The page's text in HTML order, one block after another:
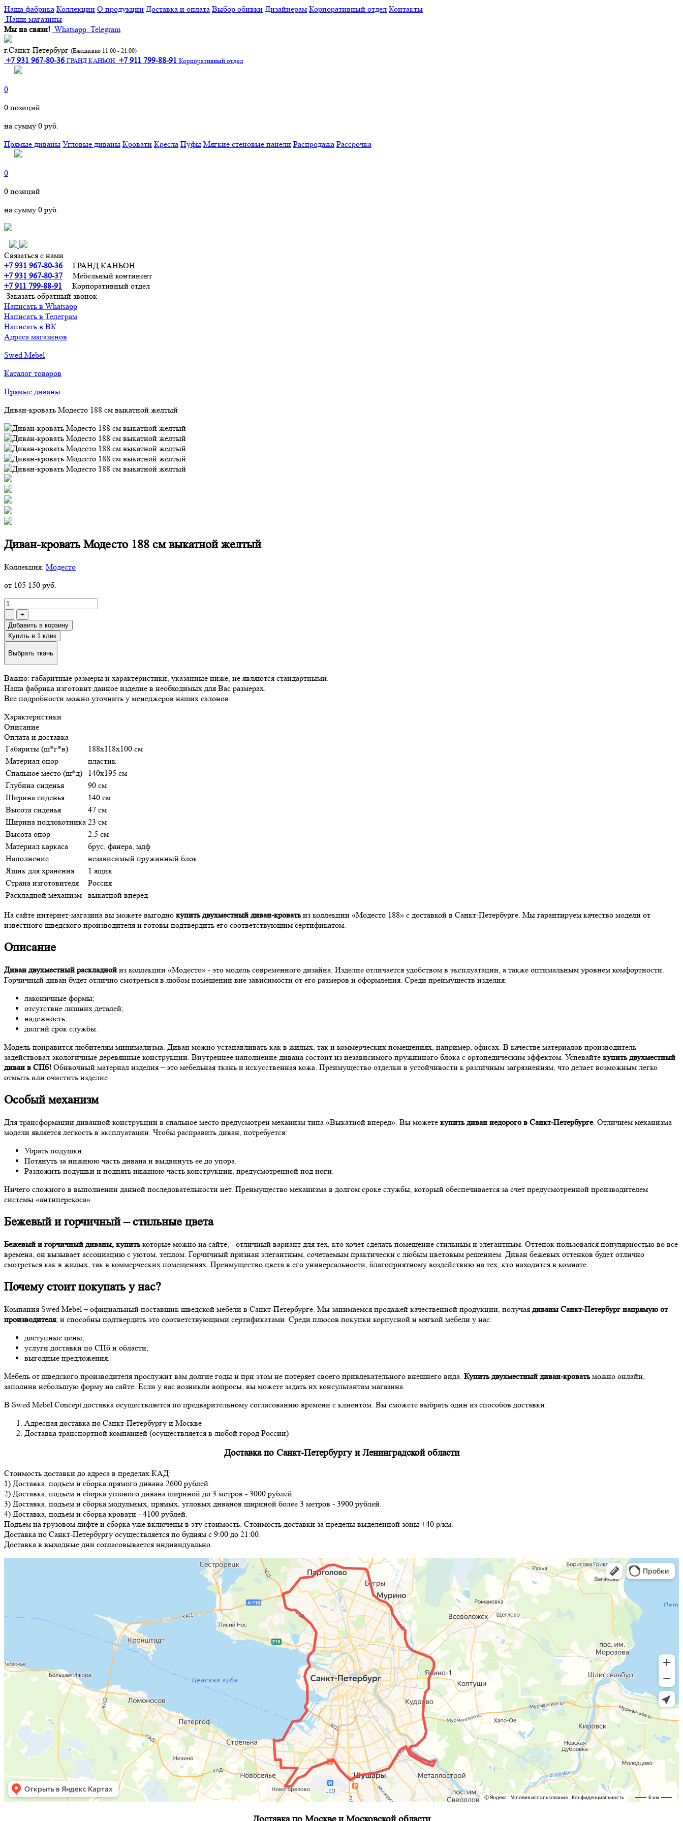
Наша фабрика Коллекции О продукции Доставка и оплата Выбор обивки Дизайнерам Корпоративный отдел Контакты
Наши магазины
Мы на связи! Whatsapp Telegram
г.Санкт-Петербург (Ежедневно 11:00 - 21:00)
+7 931 967-80-36 ГРАНД КАНЬОН +7 911 799-88-91‬ Корпоративный отдел
0
0 позиций
на сумму 0 руб.
Прямые диваны Угловые диваны Кровати Кресла Пуфы Мягкие стеновые панели Распродажа Рассрочка
0
0 позиций
на сумму 0 руб.
Связаться с нами
+7 931 967-80-36
ГРАНД КАНЬОН
+7 931 967-80-37
Мебельный континент
+7 911 799-88-91‬
Корпоративный отдел
Заказать обратный звонок
Написать в Whatsapp
Написать в Телеграм
Написать в ВК
Адреса магазинов
Swed Mebel
Каталог товаров
Прямые диваны
Диван-кровать Модесто 188 см выкатной желтый
Диван-кровать Модесто 188 см выкатной желтый
Коллекция: Модесто
от 105 150 руб.
-
+
Добавить в корзину
Купить в 1 клик
Выбрать ткань
Важно: габаритные размеры и характеристики, указанные ниже, не являются стандартными.
Наша фабрика изготовит данное изделие в необходимых для Вас размерах.
Все подробности можно уточнить у менеджеров наших салонов.
Характеристики
Описание
Оплата и доставка
Габариты (ш*г*в)
188х118х100 см
Материал опор
пластик
Спальное место (ш*д)
140х195 см
Глубина сиденья
90 см
Ширина сиденья
140 см
Высота сиденья
47 см
Ширина подлокотника 23 см
Высота опор
2.5 см
Материал каркаса
брус, фанера, мдф
Наполнение
независимый пружинный блок
Ящик для хранения
1 ящик
Страна изготовителя
Россия
Раскладной механизм
выкатной вперед
На сайте интернет-магазина вы можете выгодно купить двухместный диван-кроватьиз коллекции «Модесто 188» с доставкой в Санкт-Петербурге. Мы гарантируем качество модели от
известного шведского производителя и готовы подтвердить его соответствующим сертификатом.
Описание
Диван двухместный раскладной из коллекции «Модесто» - это модель современного дизайна. Изделие отличается удобством в эксплуатации, а также оптимальным уровнем комфортности.
Горчичный диван будет отлично смотреться в любом помещении вне зависимости от его размеров и оформления. Среди преимуществ изделия:
лаконичные формы;
отсутствие лишних деталей;
надежность;
долгий срок службы.
Модель понравится любителям минимализма. Диван можно устанавливать как в жилых, так и коммерческих помещениях, например, офисах. В качестве материалов производитель
задействовал экологичные деревянные конструкции. Внутреннее наполнение дивана состоит из независимого пружинного блока с ортопедическим эффектом. Успевайте купить двухместный
диван в СПб! Обивочный материал изделия – это мебельная ткань и искусственная кожа. Преимущество отделки в устойчивости к различным загрязнениям, что делает возможным легко
отмыть или очистить изделие.
Особый механизм
Для трансформации диванной конструкции в спальное место предусмотрен механизм типа «Выкатной вперед». Вы можете купить диван недорого в Санкт-Петербурге. Отличием механизма
модели является легкость в эксплуатации. Чтобы расправить диван, потребуется:
Убрать подушки.
Потянуть за нижнюю часть дивана и выдвинуть ее до упора.
Разложить подушки и поднять нижнюю часть конструкции, предусмотренной под ноги.
Ничего сложного в выполнении данной последовательности нет. Преимущество механизма в долгом сроке службы, который обеспечивается за счет предусмотренной производителем
системы «антиперекоса».
Бежевый и горчичный – стильные цвета
Бежевый и горчичный диваны, купитькоторые можно на сайте, - отличный вариант для тех, кто хочет сделать помещение стильным и элегантным. Оттенок пользовался популярностью во все
времена, он вызывает ассоциацию с уютом, теплом. Горчичный признан элегантным, сочетаемым практически с любым цветовым решением. Диван бежевых оттенков будет отлично
смотреться как в жилых, так в коммерческих помещениях. Преимущество цвета в его универсальности, благоприятному воздействию на тех, кто находится в комнате.
Почему стоит покупать у нас?
Компания Swed Mebel – официальный поставщик шведской мебели в Санкт-Петербурге. Мы занимаемся продажей качественной продукции, получая диваны Санкт-Петербург напрямую от
производителя, и способны подтвердить это соответствующими сертификатами. Среди плюсов покупки корпусной и мягкой мебели у нас:
доступные цены;
услуги доставки по СПб и области;
выгодные предложения.
Мебель от шведского производителя прослужит вам долгие годы и при этом не потеряет своего привлекательного внешнего вида. Купить двухместный диван-кроватьможно онлайн,
заполнив небольшую форму на сайте. Если у вас возникли вопросы, вы можете задать их консультантам магазина.
В Swed Mebel Concept доставка осуществляется по предварительному согласованию времени с клиентом. Вы сможете выбрать один из способов доставки:
Адресная доставка по Санкт-Петербургу и Москве
Доставка транспортной компанией (осуществляется в любой город России)
Доставка по Санкт-Петербургу и Ленинградской области
Стоимость доставки до адреса в пределах КАД:
1) Доставка, подъем и сборка прямого дивана 2600 рублей.
2) Доставка, подъем и сборка углового дивана шириной до 3 метров - 3000 рублей.
3) Доставка, подъем и сборка модульных, прямых, угловых диванов шириной более 3 метров - 3900 рублей.
4) Доставка, подъем и сборка кровати - 4100 рублей.
Подъем на грузовом лифте и сборка уже включены в эту стоимость. Стоимость доставки за пределы выделенной зоны +40 р/км.
Доставка по Санкт-Петербургу осуществляется по будням с 9:00 до 21:00.
Доставка в выходные дни согласовывается индивидуально.